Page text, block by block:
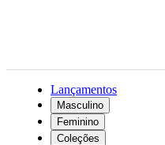
Lançamentos
Masculino
Feminino
Coleções
Nike